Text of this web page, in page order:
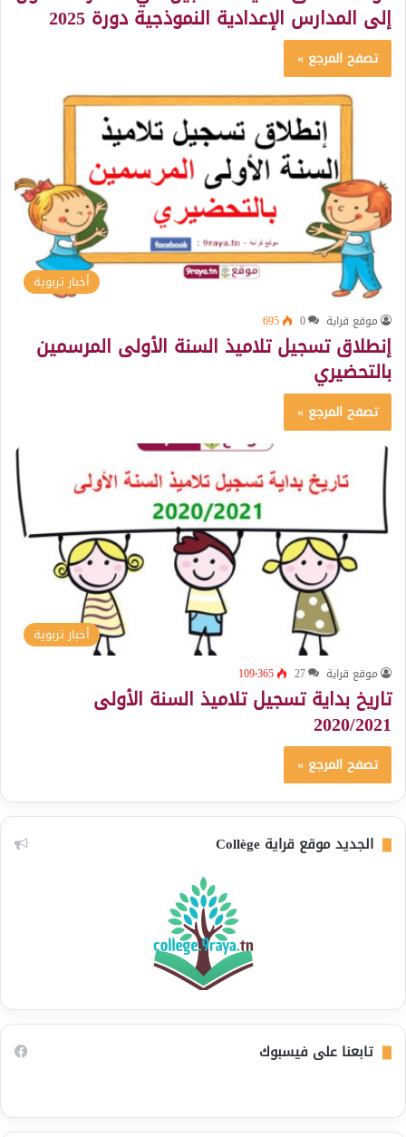
إلى المدارس الإعدادية النموذجية دورة 2025
تصفح المرجع »
أخبار تربوية
موقع قراية 0
695
إنطلاق تسجيل تلاميذ السنة الأولى المرسمين
بالتحضيري
تصفح المرجع »
أخبار تربوية
موقع قراية 27 109٬365
تاريخ بداية تسجيل تلاميذ السنة الأولى
2020/2021
تصفح المرجع »
الجديد موقع قراية Collège
تابعنا على فيسبوك